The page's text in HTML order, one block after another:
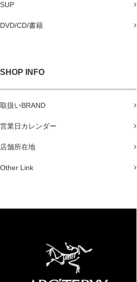
SUP
DVD/CD/書籍
SHOP INFO
取扱いBRAND
営業日カレンダー
店舗所在地
Other Link